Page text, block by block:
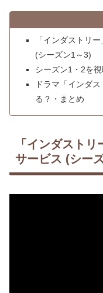
「インダストリ
(シーズン1～3)
シーズン1・2を
ドラマ「インダ
る？・まとめ
「インダスト
サービス (シー